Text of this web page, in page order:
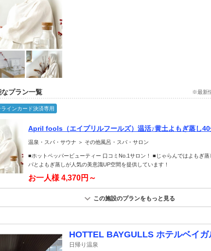
プラン一覧 ※最新
ラインカード決済専用
April fools（エイプリルフールズ）温活♪黄土よもぎ蒸し
温泉・スパ・サウナ ＞ その他風呂・スパ・サロン
■ホットペッパービューティー 口コミNo.1サロン！ ■じゃらんではよもぎ
パとよもぎ蒸しが人気の美意識UP空間を提供しています！
お一人様 4,370円～
この施設のプランをもっと見る
HOTTEL BAYGULLS ホテルベイガ
日帰り温泉